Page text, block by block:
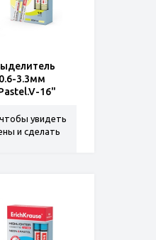
3.3мм
16"
увидеть
и сделать